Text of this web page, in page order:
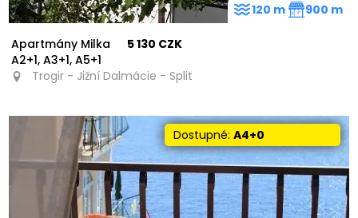
Apartmány Milka
A2+1, A3+1, A5+1
5 130 CZK
Trogir - Jižní Dalmácie - Split
120 m 900 m
Dostupné:A4+0